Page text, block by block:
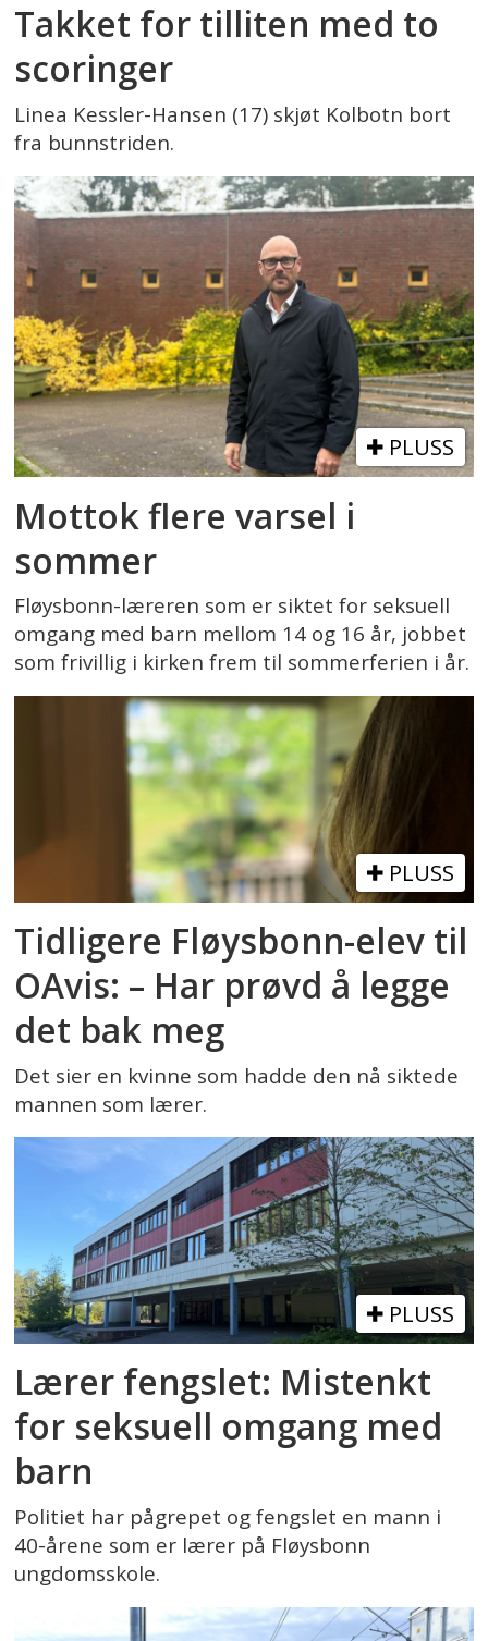
Takket for tilliten med to
scoringer
Linea Kessler-Hansen (17) skjøt Kolbotn bort
fra bunnstriden.
PLUSS
Mottok flere varsel i
sommer
Fløysbonn-læreren som er siktet for seksuell
omgang med barn mellom 14 og 16 år, jobbet
som frivillig i kirken frem til sommerferien i år.
PLUSS
Tidligere Fløysbonn-elev til
OAvis: – Har prøvd å legge
det bak meg
Det sier en kvinne som hadde den nå siktede
mannen som lærer.
PLUSS
Lærer fengslet: Mistenkt
for seksuell omgang med
barn
Politiet har pågrepet og fengslet en mann i
40-årene som er lærer på Fløysbonn
ungdomsskole.